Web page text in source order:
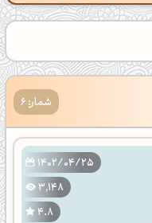
شمار: 6
1402/04/25
3,148
4.8